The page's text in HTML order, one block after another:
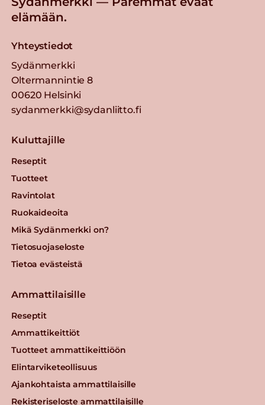
elämään.
Yhteystiedot
Sydänmerkki
Oltermannintie 8
00620 Helsinki
sydanmerkki@sydanliitto.fi
Kuluttajille
Reseptit
Tuotteet
Ravintolat
Ruokaideoita
Mikä Sydänmerkki on?
Tietosuojaseloste
Tietoa evästeistä
Ammattilaisille
Reseptit
Ammattikeittiöt
Tuotteet ammattikeittiöön
Elintarviketeollisuus
Ajankohtaista ammattilaisille
Rekisteriseloste ammattilaisille